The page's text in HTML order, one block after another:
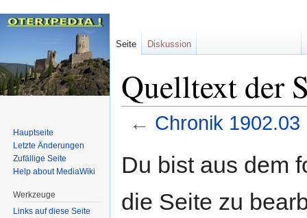
Quelltext der
← Chronik 1902.03
Navigation
Suche
Du bist aus dem
die Seite zu
Seite Diskussion
Hauptseite
Letzte Änderungen
Zufällige Seite
Help about MediaWiki
Werkzeuge
Links auf diese Seite